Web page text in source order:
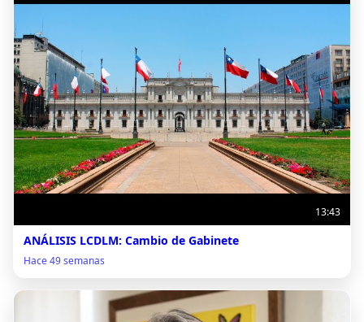
13:43
ANÁLISIS LCDLM: Cambio de Gabinete
Hace 49 semanas